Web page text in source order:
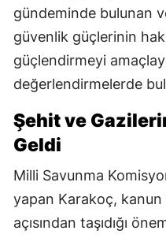
gündeminde bulunan
güvenlik güçlerinin
güçlendirmeyi
değerlendirmelerde
Şehit ve
Geldi
Milli Savunma
yapan Karakoç,
açısından taşıdığı